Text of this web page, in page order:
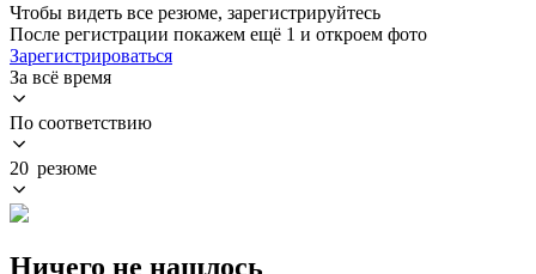
Чтобы видеть все резюме, зарегистрируйтесь
После регистрации покажем ещё 1 и откроем фото
Зарегистрироваться
За всё время
По соответствию
20 резюме
Ничего не нашлось